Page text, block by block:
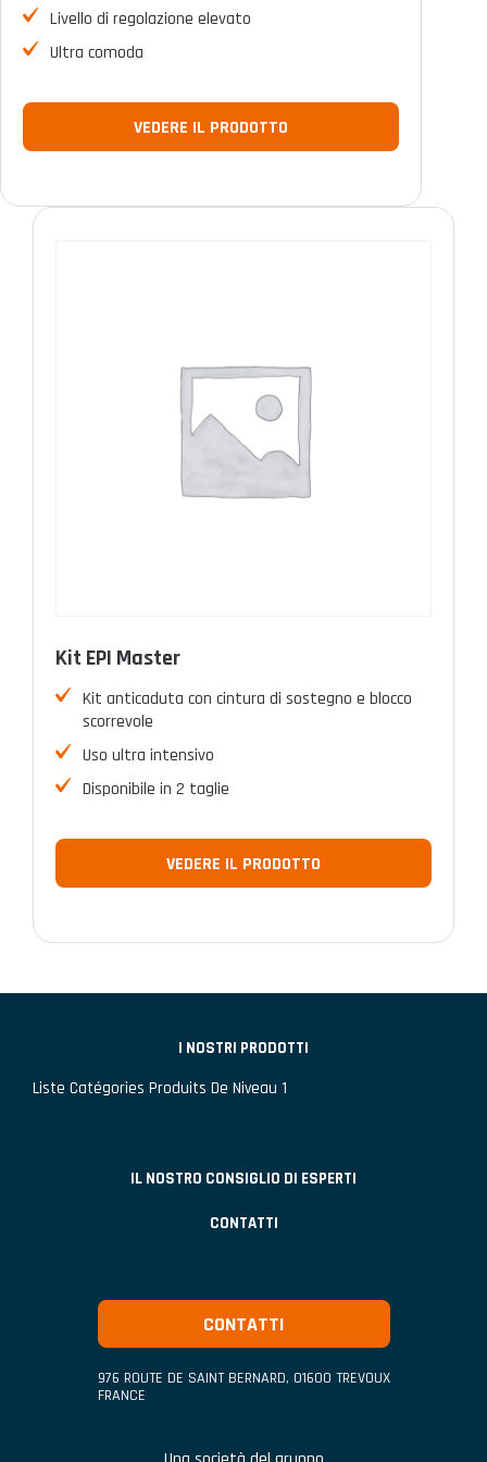
Livello di regolazione elevato
Ultra comoda
VEDERE IL PRODOTTO
Kit EPI Master
Kit anticaduta con cintura di sostegno e blocco
scorrevole
Uso ultra intensivo
Disponibile in 2 taglie
VEDERE IL PRODOTTO
I NOSTRI PRODOTTI
Liste Catégories Produits De Niveau 1
IL NOSTRO CONSIGLIO DI ESPERTI
CONTATTI
CONTATTI
976 ROUTE DE SAINT BERNARD, 01600 TREVOUX
FRANCE